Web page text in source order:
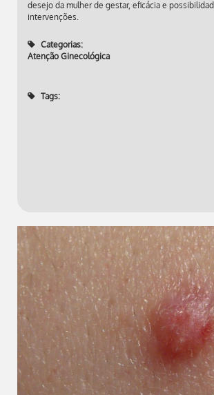
desejo da mulher de gestar, eficácia e
intervenções.
Categorias:
Atenção Ginecológica
Tags: